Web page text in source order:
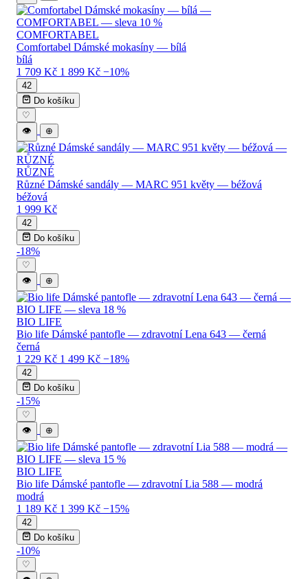
COMFORTABEL
Comfortabel Dámské mokasíny — bílá
bílá
1 709 Kč 1 899 Kč −10%
42
Do košíku
♡
👁
⊕
RŮZNÉ
Různé Dámské sandály — MARC 951 květy — béžová
béžová
1 999 Kč
42
Do košíku
-18%
♡
👁
⊕
BIO LIFE
Bio life Dámské pantofle — zdravotní Lena 643 — černá
černá
1 229 Kč 1 499 Kč −18%
42
Do košíku
-15%
♡
👁
⊕
BIO LIFE
Bio life Dámské pantofle — zdravotní Lia 588 — modrá
modrá
1 189 Kč 1 399 Kč −15%
42
Do košíku
-10%
♡